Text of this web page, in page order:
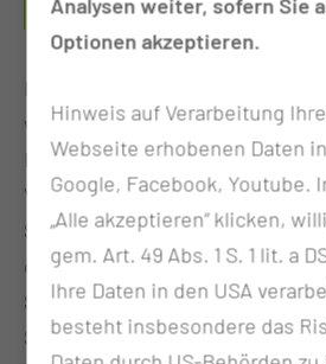
PFLEGEBEREICHS?
versorgt, bei operativen
Bewegungsapparat oder
Verletzungen der Knochen,
Sehnen und Bändern,
orthopädische Klinik eine
Schmerztherapie an. Die
Schmerztherapie ist eine
Optionen akzeptieren.
Hinweis auf Verarbeitung
Webseite erhobenen Daten
Google, Facebook, Youtube.
„Alle akzeptieren“ klicken,
gem. Art. 49 Abs. 1 S. 1 lit. a
Ihre Daten in den USA
besteht insbesondere das